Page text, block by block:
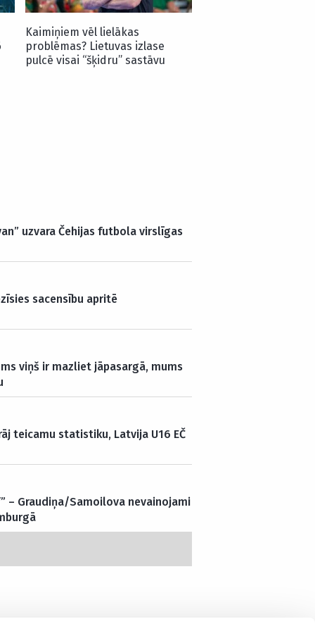
Kaimiņiem vēl lielākas
problēmas? Lietuvas izlase
pulcē visai “šķidru” sastāvu
uzvara Čehijas futbola virslīgas
sacensību apritē
viņš ir mazliet jāpasargā, mums
teicamu statistiku, Latvija U16 EČ
– Graudiņa/Samoilova nevainojami